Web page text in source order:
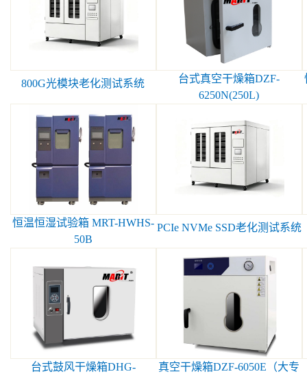
800G光模块老化测试系统
台式真空干燥箱DZF-
6250N(250L)
恒温恒湿试验箱 MRT-HWHS-
50B
PCIe NVMe SSD老化测试系统
台式鼓风干燥箱DHG-
真空干燥箱DZF-6050E（大专